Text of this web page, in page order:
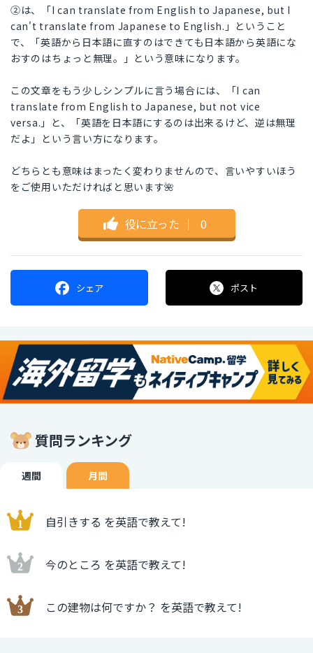
②は、「I can translate from English to Japanese, but I
can't translate from Japanese to English.」ということ
で、「英語から日本語に直すのはできても日本語から英語にな
おすのはちょっと無理。」という意味になります。
この文章をもう少しシンプルに言う場合には、「I can
translate from English to Japanese, but not vice
versa.」と、「英語を日本語にするのは出来るけど、逆は無理
だよ」という言い方になります。
どちらとも意味はまったく変わりませんので、言いやすいほう
をご使用いただければと思います🌺
役に立った ｜ 0
シェア ポスト
質問ランキング
週間 月間
自引きする を英語で教えて!
今のところ を英語で教えて!
この建物は何ですか？ を英語で教えて!